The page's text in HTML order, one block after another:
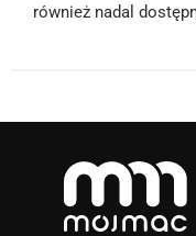
również nadal